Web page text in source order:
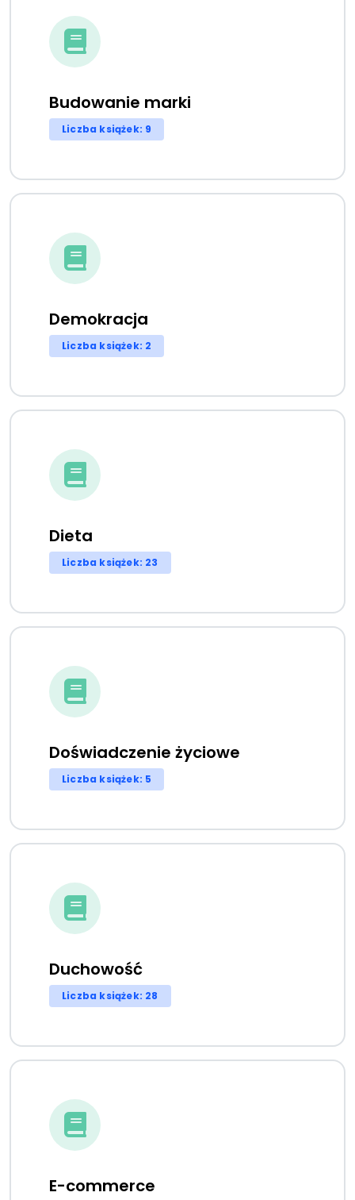
Budowanie marki
Liczba książek: 9
Demokracja
Liczba książek: 2
Dieta
Liczba książek: 23
Doświadczenie życiowe
Liczba książek: 5
Duchowość
Liczba książek: 28
E-commerce